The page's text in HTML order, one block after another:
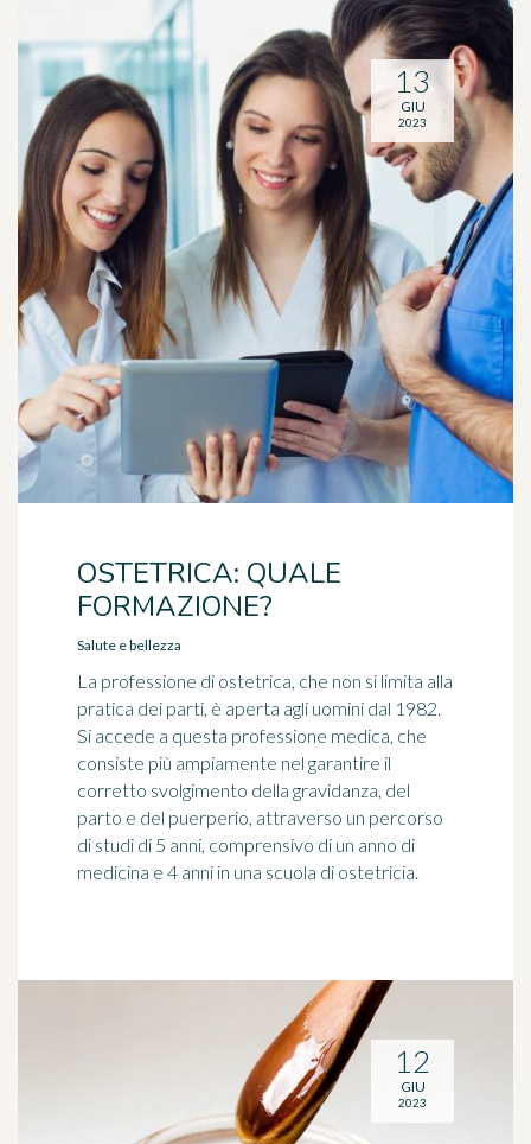
OSTETRICA: QUALE
FORMAZIONE?
Salute e bellezza
La professione di ostetrica, che non si limita alla
pratica dei parti, è aperta agli uomini dal 1982.
Si accede a questa professione medica, che
consiste più ampiamente nel garantire il
corretto svolgimento della gravidanza, del
parto e del puerperio, attraverso un percorso
di studi di 5 anni, comprensivo di un anno di
medicina e 4 anni in una scuola di ostetricia.
13
GIU
2023
12
GIU
2023